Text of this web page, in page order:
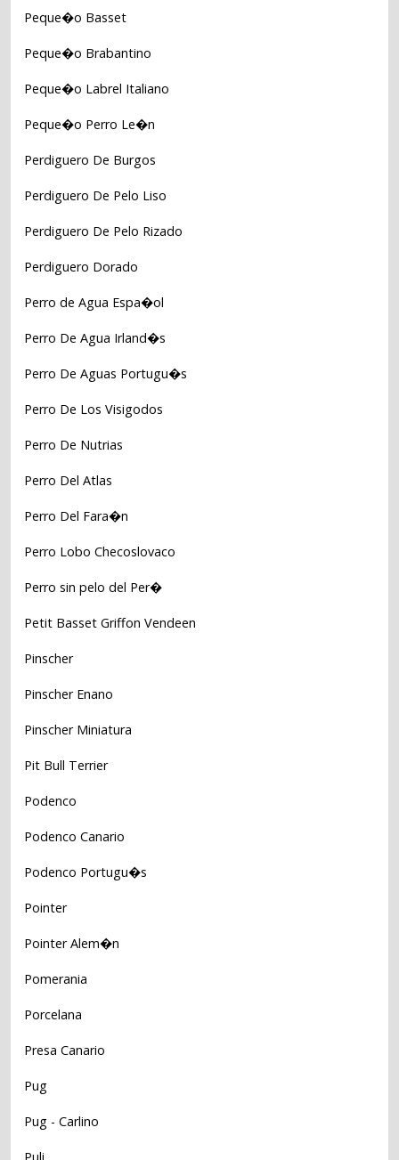
Peque�o Basset
Peque�o Brabantino
Peque�o Labrel Italiano
Peque�o Perro Le�n
Perdiguero De Burgos
Perdiguero De Pelo Liso
Perdiguero De Pelo Rizado
Perdiguero Dorado
Perro de Agua Espa�ol
Perro De Agua Irland�s
Perro De Aguas Portugu�s
Perro De Los Visigodos
Perro De Nutrias
Perro Del Atlas
Perro Del Fara�n
Perro Lobo Checoslovaco
Perro sin pelo del Per�
Petit Basset Griffon Vendeen
Pinscher
Pinscher Enano
Pinscher Miniatura
Pit Bull Terrier
Podenco
Podenco Canario
Podenco Portugu�s
Pointer
Pointer Alem�n
Pomerania
Porcelana
Presa Canario
Pug
Pug - Carlino